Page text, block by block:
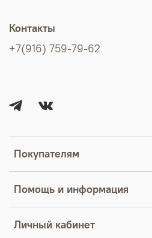
Покупателям
Помощь и информация
Личный кабинет
Контакты
+7(916) 759-79-62